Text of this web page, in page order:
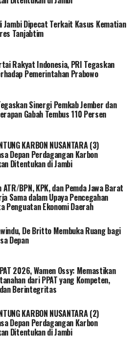
dan kondisi masing-
JKN penting dimiliki
kesehatan bagi diri sendiri
mendukung keberlangsungan
non tatap muka ini sangat
urusan administrasi bisa
handphone. Saya berharap ke
terus dikembangkan agar semakin
kendala teknis bisa semakin
begitu, peserta bisa mengurus
cepat tanpa harus datang dan
tuturnya. (*)
Jambi Dipecat Terkait Kasus Kematian
Tanjabtim
Rakyat Indonesia, PRI Tegaskan
Pemerintahan Prabowo
Sinergi Pemkab Jember dan
Gabah Tembus 110 Persen
KARBON NUSANTARA (3)
Depan Perdagangan Karbon
Ditentukan di Jambi
BPN, KPK, dan Pemda Jawa Barat
Sama dalam Upaya Pencegahan
Penguatan Ekonomi Daerah
De Britto Membuka Ruang bagi
Depan
2026, Wamen Ossy: Memastikan
dari PPAT yang Kompeten,
Berintegritas
KARBON NUSANTARA (2)
Depan Perdagangan Karbon
Ditentukan di Jambi